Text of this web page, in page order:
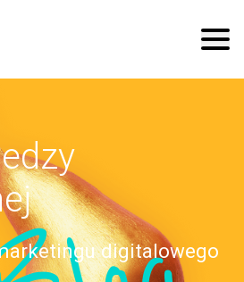
digitalowego